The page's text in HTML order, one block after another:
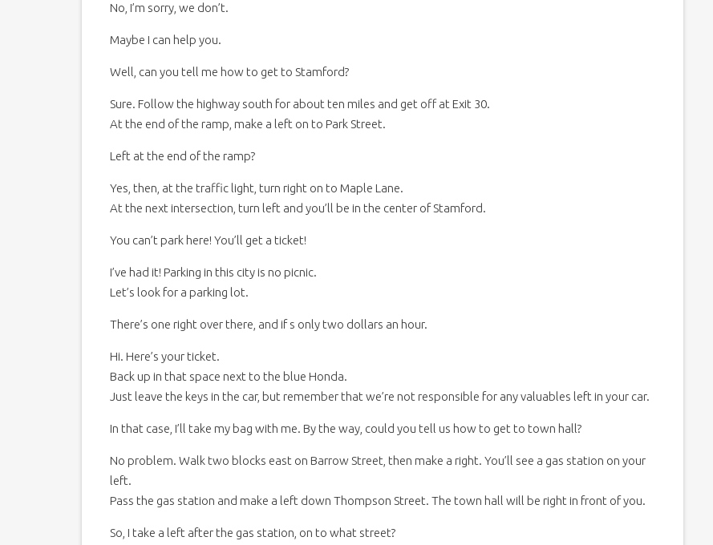
No, I’m sorry, we don’t.
Maybe I can help you.
Well, can you tell me how to get to Stamford?
Sure. Follow the highway south for about ten miles and get off at Exit 30.
At the end of the ramp, make a left on to Park Street.
Left at the end of the ramp?
Yes, then, at the traffic light, turn right on to Maple Lane.
At the next intersection, turn left and you’ll be in the center of Stamford.
You can’t park here! You’ll get a ticket!
I’ve had it! Parking in this city is no picnic.
Let’s look for a parking lot.
There’s one right over there, and if s only two dollars an hour.
Hi. Here’s your ticket.
Back up in that space next to the blue Honda.
Just leave the keys in the car, but remember that we’re not responsible for any valuables left in your car.
In that case, I’ll take my bag with me. By the way, could you tell us how to get to town hall?
No problem. Walk two blocks east on Barrow Street, then make a right. You’ll see a gas station on your
left.
Pass the gas station and make a left down Thompson Street. The town hall will be right in front of you.
So, I take a left after the gas station, on to what street?